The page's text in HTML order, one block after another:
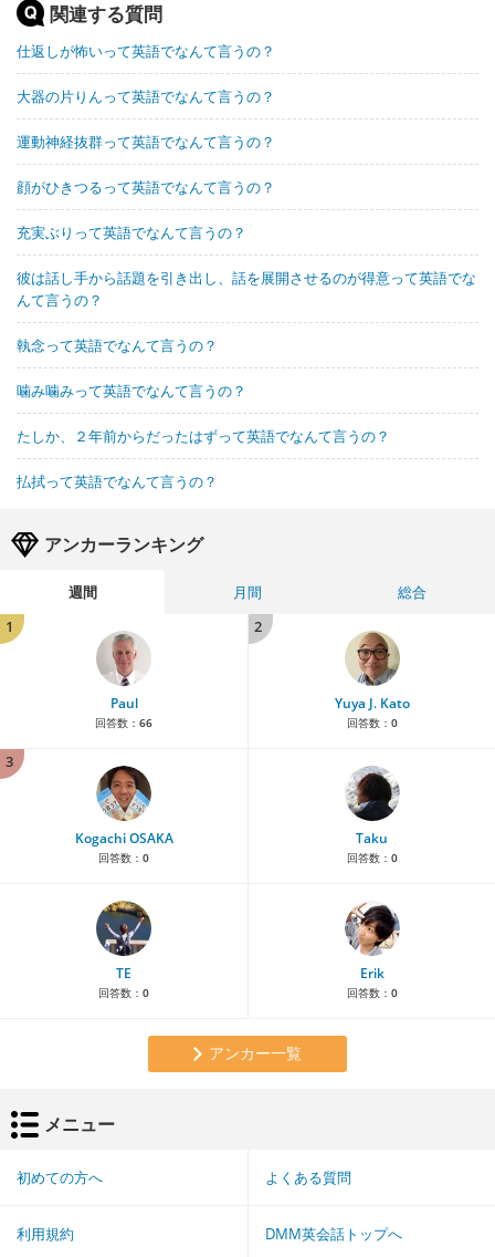
関連する質問
仕返しが怖いって英語でなんて言うの？
大器の片りんって英語でなんて言うの？
運動神経抜群って英語でなんて言うの？
顔がひきつるって英語でなんて言うの？
充実ぶりって英語でなんて言うの？
彼は話し手から話題を引き出し、話を展開させるのが得意って英語でな
んて言うの？
執念って英語でなんて言うの？
噛み噛みって英語でなんて言うの？
たしか、２年前からだったはずって英語でなんて言うの？
払拭って英語でなんて言うの？
アンカーランキング
週間 月間
総合
1
Paul
回答数： 66
2
Yuya J. Kato
回答数： 0
3
Kogachi OSAKA
回答数： 0
Taku
回答数： 0
TE
回答数： 0
Erik
回答数： 0
アンカー一覧
メニュー
初めての方へ よくある質問
利用規約 DMM英会話トップへ